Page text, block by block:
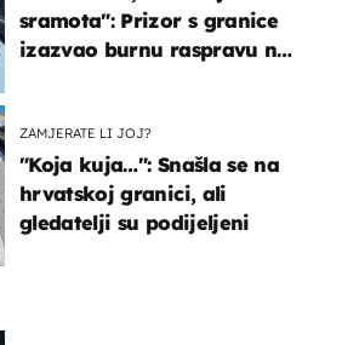
sramota": Prizor s granice
izazvao burnu raspravu na
ZAMJERATE LI JOJ?
"Koja kuja…": Snašla se na
hrvatskoj granici, ali
gledatelji su podijeljeni